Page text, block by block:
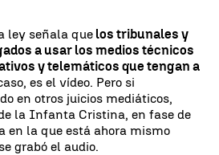
ley señala que los tribunales y
a usar los medios técnicos
y telemáticos que tengan a
es el vídeo. Pero si
en otros juicios mediáticos,
la Infanta Cristina, en fase de
en la que está ahora mismo
grabó el audio.